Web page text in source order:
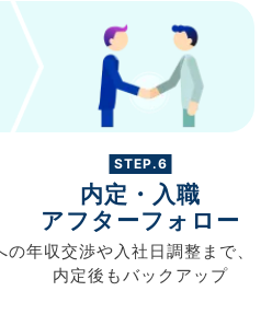
の
STEP.6
内定・入職
アフターフォロー
年収交渉や入社日調整まで、
内定後もバックアップ